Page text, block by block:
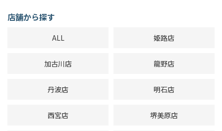
店舗から探す
ALL 姫路店
加古川店 龍野店
丹波店 明石店
西宮店 堺美原店